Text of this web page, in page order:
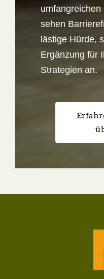
sehen
lästige Hürde,
Ergänzung für
Strategien an.